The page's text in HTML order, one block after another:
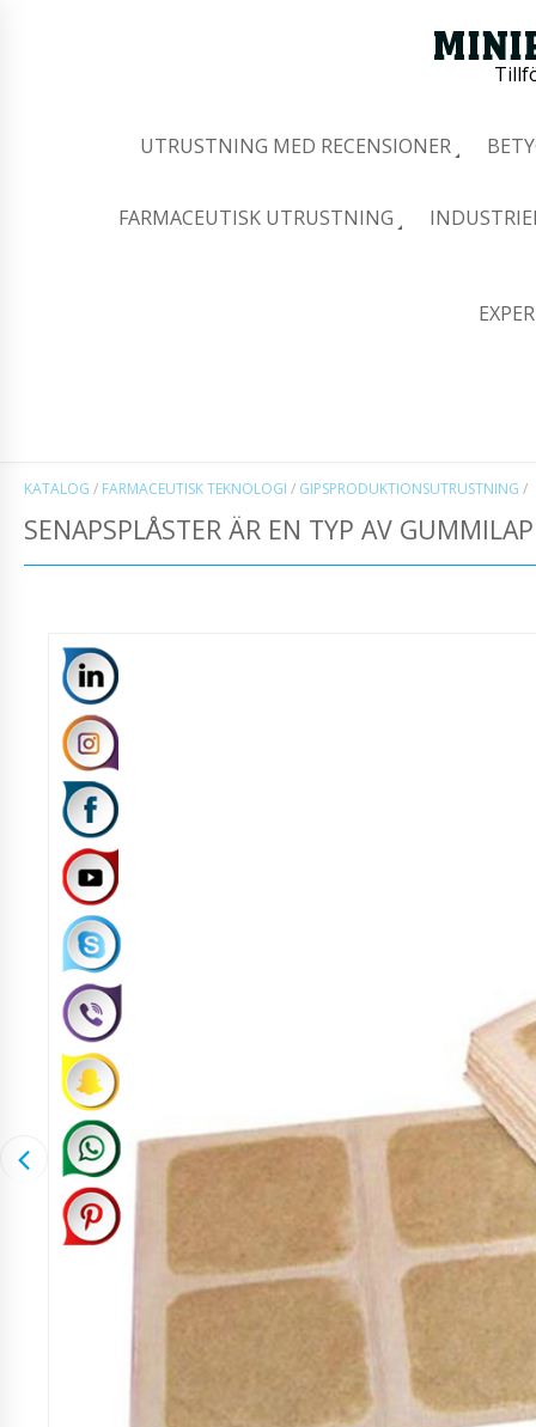
UTRUSTNING MED RECENSIONER
FARMACEUTISK UTRUSTNING
KATALOG / FARMACEUTISK TEKNOLOGI / GIPSPRODUKTIONSUTRUSTNING /
SENAPSPLÅSTER ÄR EN TYP AV